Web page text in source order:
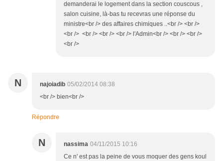
demanderai le logement dans la section couscous ,
salon cuisine, là-bas tu recevras une réponse du
ministre<br /> des affaires chimiques ..<br /> <br />
<br /> <br /> <br /> <br /> l'Admin<br /> <br /> <br />
<br />
N najoiadib 05/02/2014 08:38
<br /> bien<br />
Répondre
N nassima 04/11/2015 10:16
Ce n' est pas la peine de vous moquer des gens koul